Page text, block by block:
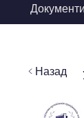
Документи
< Назад